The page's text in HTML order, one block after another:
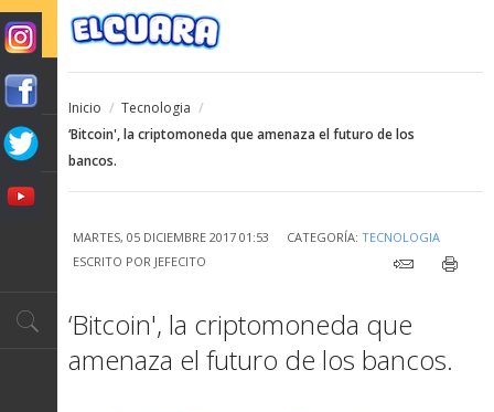
Inicio / Tecnologia /
‘Bitcoin', la criptomoneda que amenaza el futuro de los
bancos.
MARTES, 05 DICIEMBRE 2017 01:53 CATEGORÍA: TECNOLOGIA
ESCRITO POR JEFECITO
‘Bitcoin', la criptomoneda que
amenaza el futuro de los bancos.